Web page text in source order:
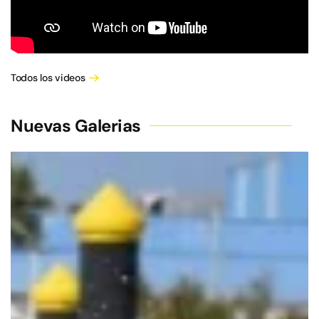
Todos los videos
Nuevas Galerias